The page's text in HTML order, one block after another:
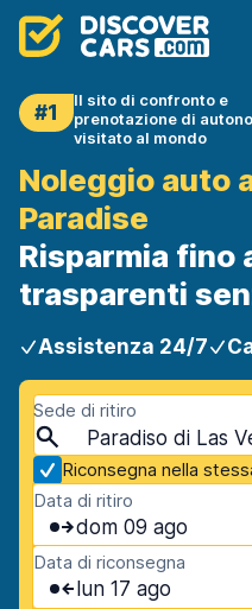
#1
Il sito di confronto e
prenotazione di
visitato al mondo
Noleggio auto
Paradise
Risparmia fino
trasparenti
Assistenza 24/7
Sede di ritiro
Riconsegna nella
Data di ritiro
dom 09 ago
Data di riconsegna
lun 17 ago